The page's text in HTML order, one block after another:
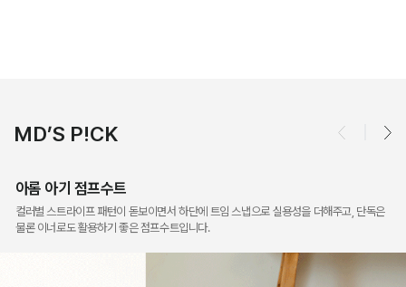
MD’S P!CK
아롬 아기 점프수트
컬러별 스트라이프 패턴이 돋보이면서 하단에 트임 스냅으로 실용성을 더해주고, 단독은
물론 이너로도 활용하기 좋은 점프수트입니다.